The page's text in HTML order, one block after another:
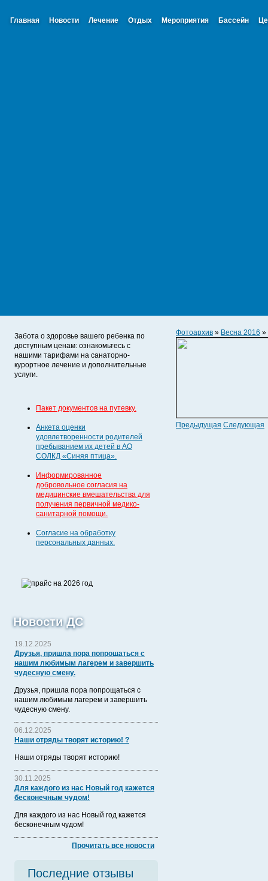
Главная Новости Лечение Отдых Мероприятия Бассейн
Забота о здоровье вашего ребенка по
доступным ценам: ознакомьтесь с
нашими тарифами на санаторно-
курортное лечение и дополнительные
услуги.
Пакет документов на путевку.
Анкета оценки
удовлетворенности родителей
пребыванием их детей в АО
СОЛКД «Синяя птица».
Информированное
добровольное согласия на
медицинские вмешательства для
получения первичной медико-
санитарной помощи.
Согласие на обработку
персональных данных.
Новости ДC
19.12.2025
Друзья, пришла пора попрощаться с
нашим любимым лагерем и завершить
чудесную смену.
Друзья, пришла пора попрощаться с
нашим любимым лагерем и завершить
чудесную смену.
06.12.2025
Наши отряды творят историю! ?
Наши отряды творят историю!
30.11.2025
Для каждого из нас Новый год кажется
бесконечным чудом!
Для каждого из нас Новый год кажется
бесконечным чудом!
Прочитать все новости
Последние отзывы
Фотоархив » Весна 2016 »
Предыдущая Следующая